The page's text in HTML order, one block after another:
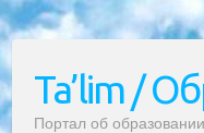
Ta’lim /
Портал об